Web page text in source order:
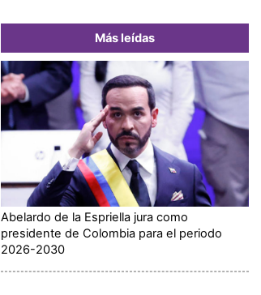
Más leídas
Abelardo de la Espriella jura como
presidente de Colombia para el periodo
2026-2030